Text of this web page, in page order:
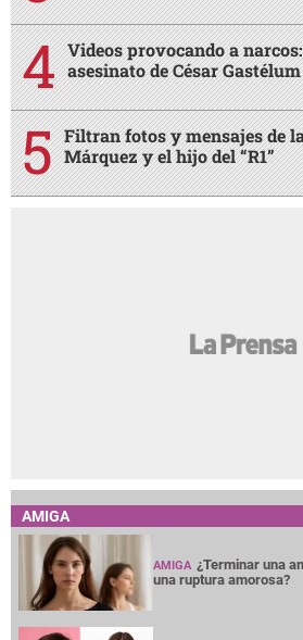
Videos provocando a
asesinato de César Gastélum
Filtran fotos y mensajes de
Márquez y el hijo del “R1”
AMIGA
AMIGA ¿Terminar una
una ruptura amorosa?